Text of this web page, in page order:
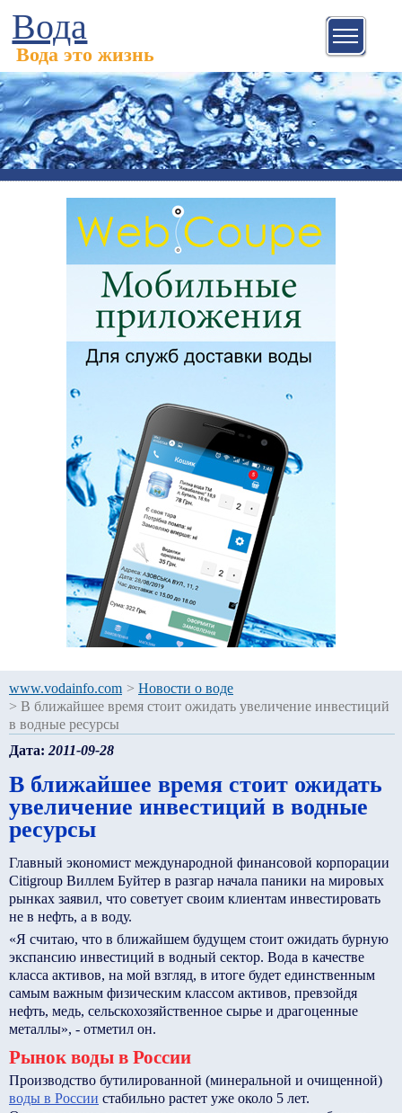
Вода
Вода это жизнь
www.vodainfo.com > Новости о воде
> В ближайшее время стоит ожидать увеличение инвестиций
в водные ресурсы
Дата: 2011-09-28
В ближайшее время стоит ожидать
увеличение инвестиций в водные
ресурсы
Главный экономист международной финансовой корпорации
Citigroup Виллем Буйтер в разгар начала паники на мировых
рынках заявил, что советует своим клиентам инвестировать
не в нефть, а в воду.
«Я считаю, что в ближайшем будущем стоит ожидать бурную
экспансию инвестиций в водный сектор. Вода в качестве
класса активов, на мой взгляд, в итоге будет единственным
самым важным физическим классом активов, превзойдя
нефть, медь, сельскохозяйственное сырье и драгоценные
металлы», - отметил он.
Рынок воды в России
Производство бутилированной (минеральной и очищенной)
воды в России стабильно растет уже около 5 лет.